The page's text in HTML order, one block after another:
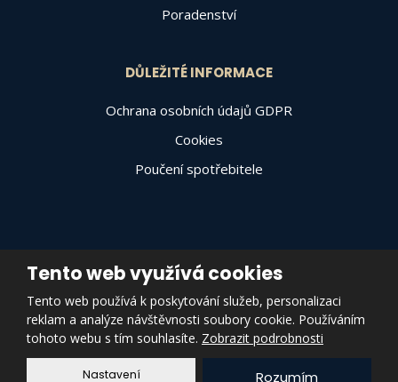
Poradenství
DŮLEŽITÉ INFORMACE
Ochrana osobních údajů GDPR
Cookies
Poučení spotřebitele
Mapa stránek|Podmínky použití |Zásady pro používání souborů
cookies|Prohlášení o přístupnosti |Nastavení cookies
VYROBILA
Tento web využívá cookies
Tento web používá k poskytování služeb, personalizaci
reklam a analýze návštěvnosti soubory cookie. Používáním
tohoto webu s tím souhlasíte. Zobrazit podrobnosti
Nastavení Rozumím